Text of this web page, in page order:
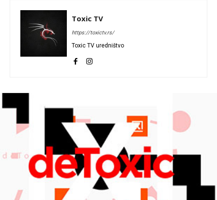
Toxic TV
https://toxictv.rs/
Toxic TV uredništvo